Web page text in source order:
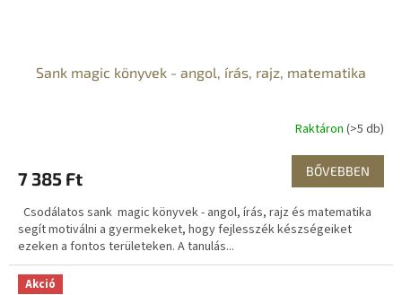
Sank magic könyvek - angol, írás, rajz, matematika
Raktáron (>5 db)
7 385 Ft BŐVEBBEN
Csodálatos sank magic könyvek - angol, írás, rajz és matematika
segít motiválni a gyermekeket, hogy fejlesszék készségeiket
ezeken a fontos területeken. A tanulás...
Akció